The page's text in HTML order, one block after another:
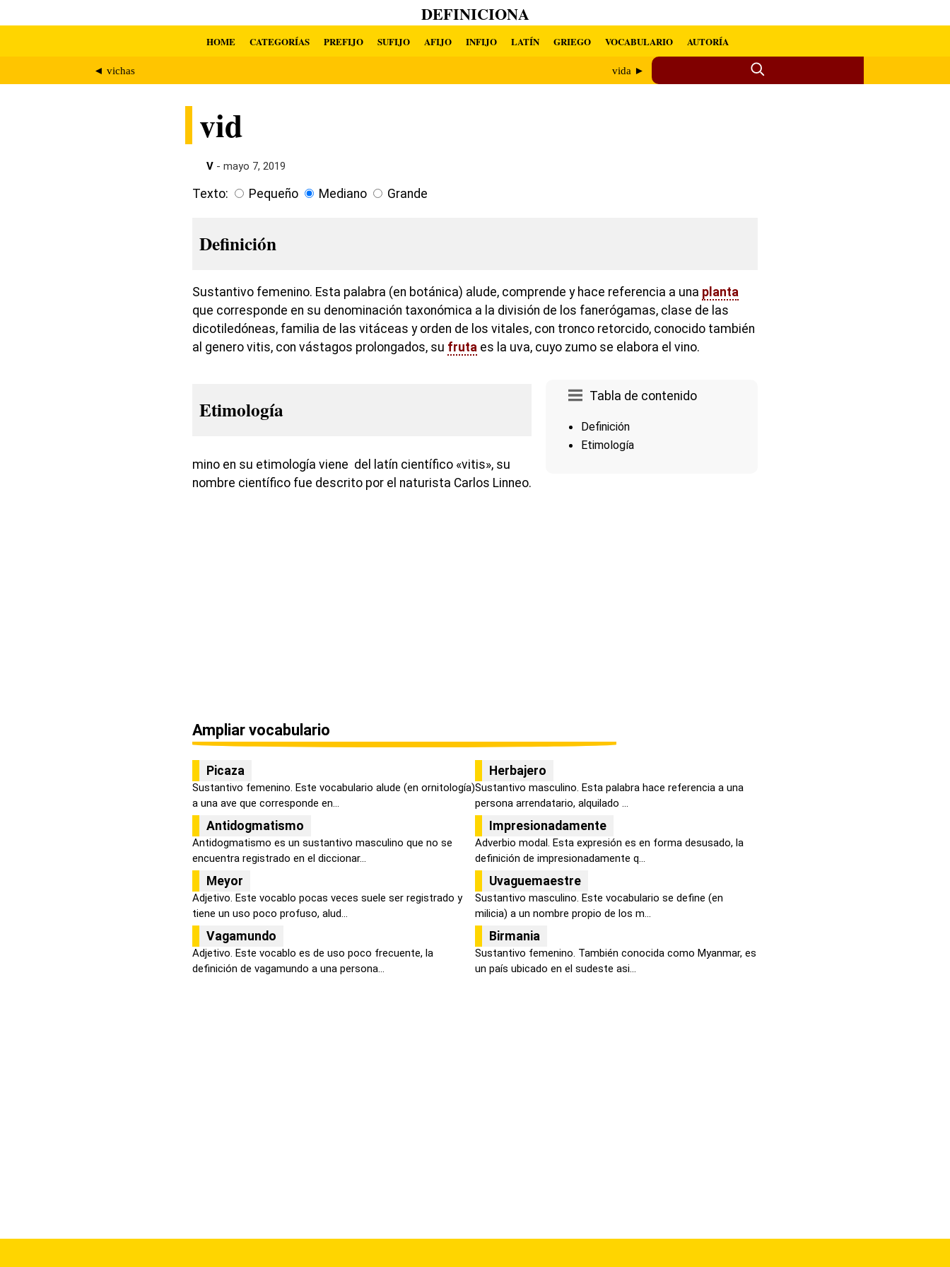
DEFINICIONA
HOME CATEGORÍAS PREFIJO SUFIJO AFIJO INFIJO LATÍN GRIEGO VOCABULARIO AUTORÍA
◄ vichas vida ►
vid
V - mayo 7, 2019
Texto: Pequeño Mediano Grande
Definición
Sustantivo femenino. Esta palabra (en botánica) alude, comprende y hace referencia a una planta
que corresponde en su denominación taxonómica a la división de los fanerógamas, clase de las
dicotiledóneas, familia de las vitáceas y orden de los vitales, con tronco retorcido, conocido también
al genero vitis, con vástagos prolongados, su fruta es la uva, cuyo zumo se elabora el vino.
Tabla de contenido
Definición
Etimología
Etimología
mino en su etimología viene del latín científico «vitis», su
nombre científico fue descrito por el naturista Carlos Linneo.
Ampliar vocabulario
Picaza
Sustantivo femenino. Este vocabulario alude (en ornitología)
a una ave que corresponde en...
Herbajero
Sustantivo masculino. Esta palabra hace referencia a una
persona arrendatario, alquilado ...
Antidogmatismo
Antidogmatismo es un sustantivo masculino que no se
encuentra registrado en el diccionar...
Impresionadamente
Adverbio modal. Esta expresión es en forma desusado, la
definición de impresionadamente q...
Meyor
Adjetivo. Este vocablo pocas veces suele ser registrado y
tiene un uso poco profuso, alud...
Uvaguemaestre
Sustantivo masculino. Este vocabulario se define (en
milicia) a un nombre propio de los m...
Vagamundo
Adjetivo. Este vocablo es de uso poco frecuente, la
definición de vagamundo a una persona...
Birmania
Sustantivo femenino. También conocida como Myanmar, es
un país ubicado en el sudeste asi...